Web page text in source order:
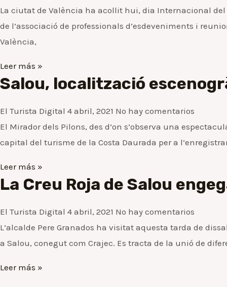
La ciutat de València ha acollit hui, dia Internacional del
de l’associació de professionals d’esdeveniments i
València,
Leer más »
Salou, localització
El Turista Digital 4 abril, 2021 No hay comentarios
El Mirador dels Pilons, des d’on s’observa una
capital del turisme de la Costa Daurada per a
Leer más »
La Creu Roja de Salou
El Turista Digital 4 abril, 2021 No hay comentarios
L’alcalde Pere Granados ha visitat aquesta tarda de
a Salou, conegut com Crajec. Es tracta de la unió de
Leer más »